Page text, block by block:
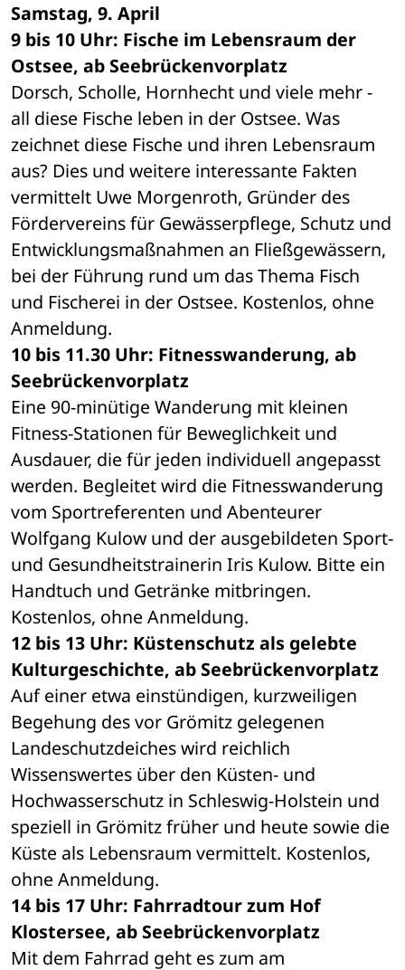
Samstag, 9. April
9 bis 10 Uhr: Fische im Lebensraum der
Ostsee, ab Seebrückenvorplatz
Dorsch, Scholle, Hornhecht und viele mehr -
all diese Fische leben in der Ostsee. Was
zeichnet diese Fische und ihren Lebensraum
aus? Dies und weitere interessante Fakten
vermittelt Uwe Morgenroth, Gründer des
Fördervereins für Gewässerpflege, Schutz und
Entwicklungsmaßnahmen an Fließgewässern,
bei der Führung rund um das Thema Fisch
und Fischerei in der Ostsee. Kostenlos, ohne
Anmeldung.
10 bis 11.30 Uhr: Fitnesswanderung, ab
Seebrückenvorplatz
Eine 90-minütige Wanderung mit kleinen
Fitness-Stationen für Beweglichkeit und
Ausdauer, die für jeden individuell angepasst
werden. Begleitet wird die Fitnesswanderung
vom Sportreferenten und Abenteurer
Wolfgang Kulow und der ausgebildeten Sport-
und Gesundheitstrainerin Iris Kulow. Bitte ein
Handtuch und Getränke mitbringen.
Kostenlos, ohne Anmeldung.
12 bis 13 Uhr: Küstenschutz als gelebte
Kulturgeschichte, ab Seebrückenvorplatz
Auf einer etwa einstündigen, kurzweiligen
Begehung des vor Grömitz gelegenen
Landeschutzdeiches wird reichlich
Wissenswertes über den Küsten- und
Hochwasserschutz in Schleswig-Holstein und
speziell in Grömitz früher und heute sowie die
Küste als Lebensraum vermittelt. Kostenlos,
ohne Anmeldung.
14 bis 17 Uhr: Fahrradtour zum Hof
Klostersee, ab Seebrückenvorplatz
Mit dem Fahrrad geht es zum am